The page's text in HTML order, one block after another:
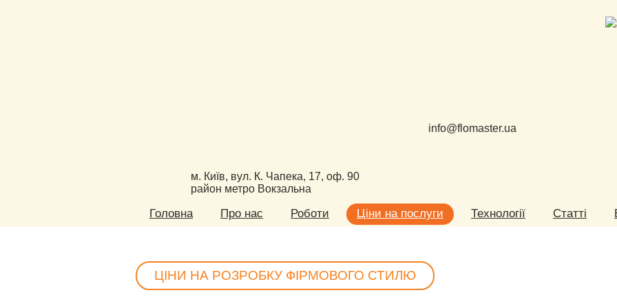
м. Київ, вул. К. Чапека, 17, оф. 90
район метро Вокзальна
info@flomaster.ua
Головна Про нас Роботи Ціни на послуги Технології Статті
ЦІНИ НА РОЗРОБКУ ФІРМОВОГО СТИЛЮ